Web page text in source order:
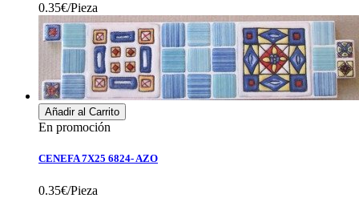
0.35€/Pieza
Añadir al Carrito
En promoción
CENEFA 7X25 6824- AZO
0.35€/Pieza